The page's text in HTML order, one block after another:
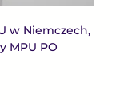
w Niemczech,
MPU PO